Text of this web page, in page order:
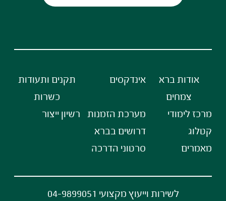
אודות ברא
צמחים
מרכז לימודי
קטלוג
מאמרים
אינדקסים
מערכת הזמנות
דרושים בברא
סרטוני הדרכה
תקנים ותעודות
כשרות
רשיון ייצור
לשירות וייעוץ מקצועי 04-9899051